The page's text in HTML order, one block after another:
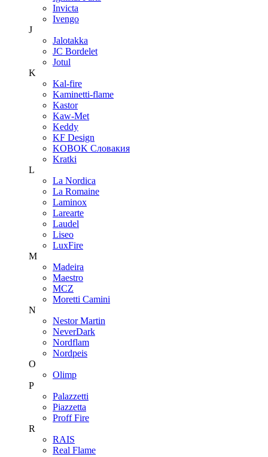
Invicta
Ivengo
J
Jalotakka
JC Bordelet
Jotul
K
Kal-fire
Kaminetti-flame
Kastor
Kaw-Met
Keddy
KF Design
KOBOK Словакия
Kratki
L
La Nordica
La Romaine
Laminox
Larearte
Laudel
Liseo
LuxFire
M
Madeira
Maestro
MCZ
Moretti Camini
N
Nestor Martin
NeverDark
Nordflam
Nordpeis
O
Olimp
P
Palazzetti
Piazzetta
Proff Fire
R
RAIS
Real Flame